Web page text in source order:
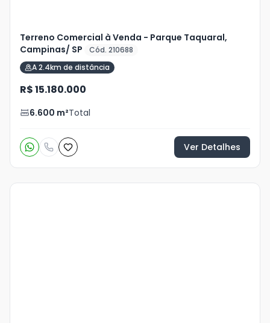
Terreno Comercial à Venda - Parque Taquaral,
Campinas/ SP
Cód. 210688
A 2.4km de distância
R$ 15.180.000
6.600 m²Total
Ver Detalhes